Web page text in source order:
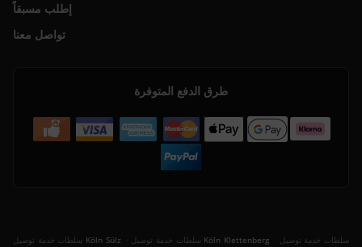
إطلب مسبقاً
تواصل معنا
طرق الدفع المتوفرة
سلطات خدمة توصيل Köln Sülz . سلطات خدمة توصيل Köln Klettenberg . سلطات خدمة توصيل